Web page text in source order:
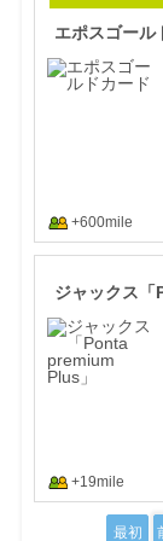
エポスゴール
+600mile
ジャックス
+19mile
最初